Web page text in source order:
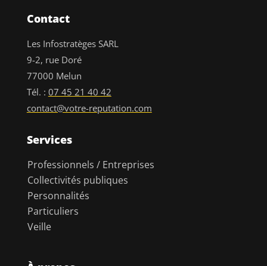
Contact
Les Infostratèges SARL
9-2, rue Doré
77000 Melun
Tél. : 07 45 21 40 42
contact@votre-reputation.com
Services
Professionnels / Entreprises
Collectivités publiques
Personnalités
Particuliers
Veille